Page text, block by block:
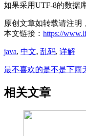
如果采用UTF-8的数据
原创文章如转载请注明
本文链接： https://
java, 中文, 乱码, 详解
最不喜欢的是不是下雨
相关文章